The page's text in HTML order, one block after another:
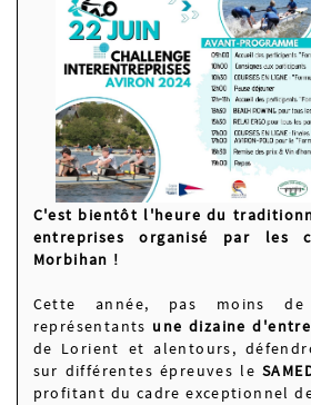
C'est bientôt l'heure du
entreprises organisé par les
Morbihan !
Cette année, pas moins
représentants une dizaine
de Lorient et alentours,
sur différentes épreuves le
profitant du cadre exceptionnel